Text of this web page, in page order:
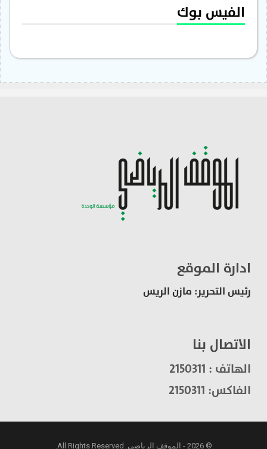
الفيس بوك
ادارة الموقع
رئيس التحرير: مازن الريس
الاتصال بنا
الهاتف : 2150311
الفاكس: 2150311
© 2026 - الموقف الرياضي. All Rights Reserved.